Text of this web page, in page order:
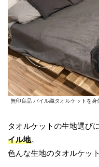
無印良品 パイル織タオルケットを
タオルケットの生地選び
イル地。
色んな生地のタオルケッ